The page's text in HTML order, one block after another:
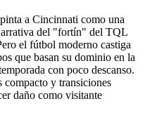
a Cincinnati como una
del "fortín" del TQL
el fútbol moderno castiga
que basan su dominio en la
con poco descanso.
compacto y transiciones
daño como visitante